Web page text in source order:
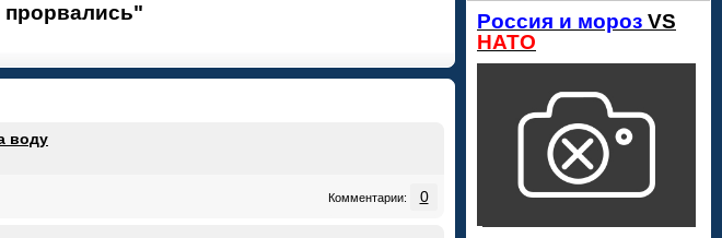
воду
Комментарии: 0
Россия и мороз VS
НАТО